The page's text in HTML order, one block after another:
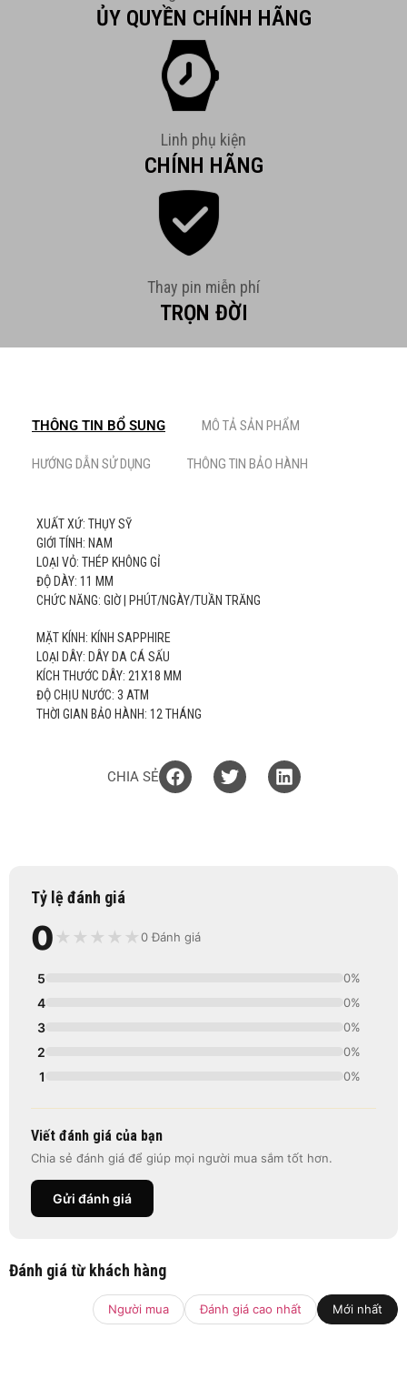
ỦY QUYỀN CHÍNH HÃNG
Linh phụ kiện
CHÍNH HÃNG
Thay pin miễn phí
TRỌN ĐỜI
THÔNG TIN BỔ SUNG MÔ TẢ SẢN PHẨM
HƯỚNG DẪN SỬ DỤNG THÔNG TIN BẢO HÀNH
XUẤT XỨ: THỤY SỸ
GIỚI TÍNH: NAM
LOẠI VỎ: THÉP KHÔNG GỈ
ĐỘ DÀY: 11 MM
CHỨC NĂNG: GIỜ | PHÚT/NGÀY/TUẦN TRĂNG
MẶT KÍNH: KÍNH SAPPHIRE
LOẠI DÂY: DÂY DA CÁ SẤU
KÍCH THƯỚC DÂY: 21X18 MM
ĐỘ CHỊU NƯỚC: 3 ATM
THỜI GIAN BẢO HÀNH: 12 THÁNG
CHIA SẺ
Tỷ lệ đánh giá
0 ★ ★ ★ ★ ★0 Đánh giá
5 0%
4 0%
3 0%
2 0%
1 0%
Viết đánh giá của bạn
Chia sẻ đánh giá để giúp mọi người mua sắm tốt hơn.
Gửi đánh giá
Đánh giá từ khách hàng
Người mua Đánh giá cao nhất Mới nhất